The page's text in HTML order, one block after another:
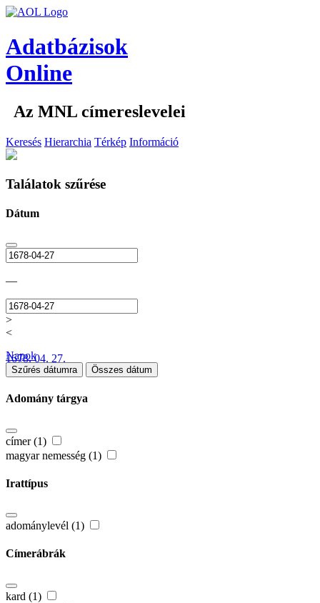
Adatbázisok
Online
Az MNL címereslevelei
Keresés Hierarchia Térkép Információ
Találatok szűrése
Dátum
—
>
<
1678. 04. 27.
Napok
Szűrés dátumra Összes dátum
Adomány tárgya
címer (1)
magyar nemesség (1)
Irattípus
adománylevél (1)
Címerábrák
kard (1)